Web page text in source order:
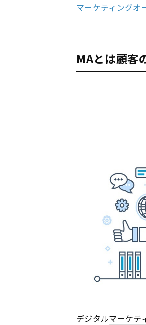
マーケティング
MAとは顧客
デジタルマーケテ